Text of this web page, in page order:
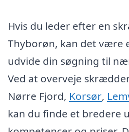
Hvis du leder efter en
Thyborøn, kan det være
udvide din søgning til
Ved at overveje
Nørre Fjord, Korsør,
kan du finde et bredere